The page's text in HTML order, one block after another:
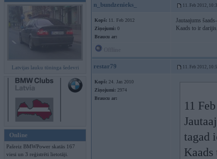
Latvijas lauku tūninga šedevri
Online
Pašreiz BMWPower skatās 167
viesi un 3 reģistrēti lietotāji.
n_bundzenieks_ 11. Feb 2012,
Kopš: 11. Feb 2012
Ziņojumi: 0
Braucu ar:
Jautaajums
Kaads to ir
restar79 11. Feb 2012,
Kopš: 24. Jan 2010
Ziņojumi: 2974
Braucu ar:
11
tagad